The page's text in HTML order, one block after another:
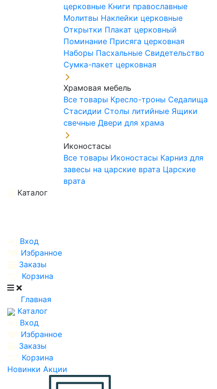
церковные Книги православные
Молитвы Наклейки церковные
Открытки Плакат церковный
Поминание Присяга церковная
Наборы Пасхальные Свидетельство
Сумка-пакет церковная
Храмовая мебель
Все товары Кресло-троны Седалища
Стасидии Столы литийные Ящики
свечные Двери для храма
Иконостасы
Все товары Иконостасы Карниз для
завесы на царские врата Царские
врата
Каталог
Вход
Избранное
Заказы
Корзина
Главная
Каталог
Вход
Избранное
Заказы
Корзина
Новинки Акции